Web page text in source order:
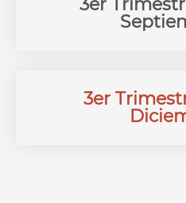
3er
3er